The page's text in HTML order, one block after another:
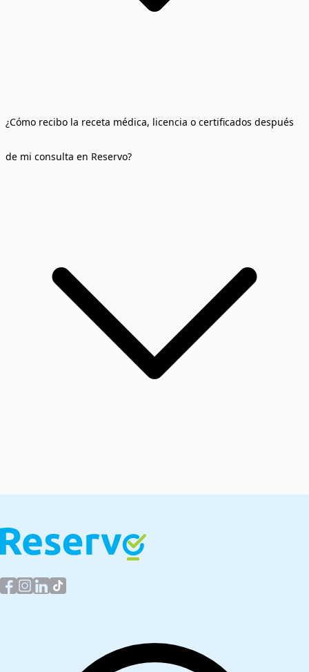
¿Cómo recibo la receta médica, licencia o certificados después
de mi consulta en Reservo?